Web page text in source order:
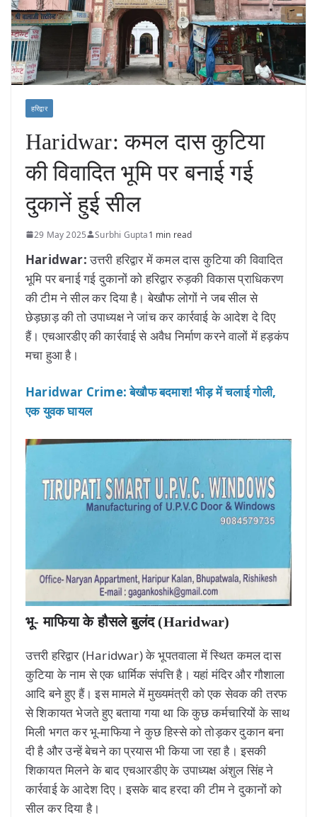
हरिद्वार
Haridwar: कमल दास कुटिया
की विवादित भूमि पर बनाई गई
दुकानें हुई सील
29 May 2025 Surbhi Gupta1 min read
Haridwar:उत्तरी हरिद्वार में कमल दास कुटिया की विवादित
भूमि पर बनाई गई दुकानों को हरिद्वार रुड़की विकास प्राधिकरण
की टीम ने सील कर दिया है। बेखौफ लोगों ने जब सील से
छेड़छाड़ की तो उपाध्यक्ष ने जांच कर कार्रवाई के आदेश दे दिए
हैं। एचआरडीए की कार्रवाई से अवैध निर्माण करने वालों में हड़कंप
मचा हुआ है।
Haridwar Crime: बेखौफ बदमाश! भीड़ में चलाई गोली,
एक युवक घायल
भू- माफिया के हौसले बुलंद (Haridwar)
उत्तरी हरिद्वार (Haridwar) के भूपतवाला में स्थित कमल दास
कुटिया के नाम से एक धार्मिक संपत्ति है। यहां मंदिर और गौशाला
आदि बने हुए हैं। इस मामले में मुख्यमंत्री को एक सेवक की तरफ
से शिकायत भेजते हुए बताया गया था कि कुछ कर्मचारियों के साथ
मिली भगत कर भू-माफिया ने कुछ हिस्से को तोड़कर दुकान बना
दी है और उन्हें बेचने का प्रयास भी किया जा रहा है। इसकी
शिकायत मिलने के बाद एचआरडीए के उपाध्यक्ष अंशुल सिंह ने
कार्रवाई के आदेश दिए। इसके बाद हरदा की टीम ने दुकानों को
सील कर दिया है।